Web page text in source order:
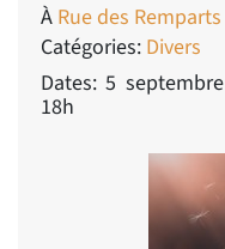
À Rue des
Catégories: Divers
Dates: 5
18h